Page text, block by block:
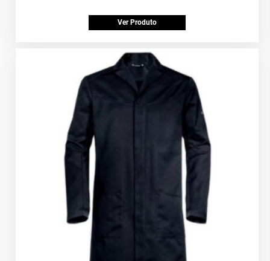
Ver Produto